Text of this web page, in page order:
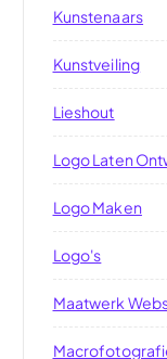
Kunstenaars
Kunstveiling
Lieshout
Logo Laten
Logo Maken
Logo's
Maatwerk